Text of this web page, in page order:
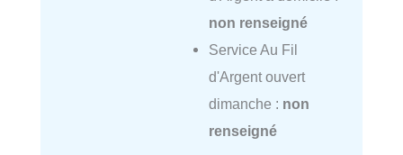
non renseigné
Service Au Fil
d'Argent ouvert
dimanche : non
renseigné